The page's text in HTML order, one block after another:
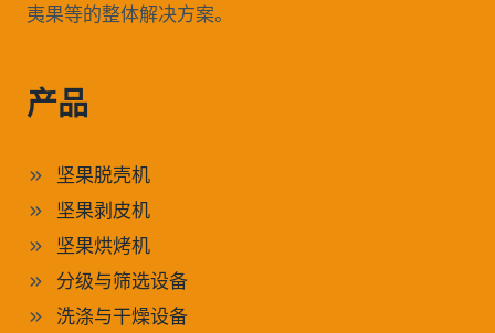
夷果等的整体解决方案。
产品
坚果脱壳机
坚果剥皮机
坚果烘烤机
分级与筛选设备
洗涤与干燥设备